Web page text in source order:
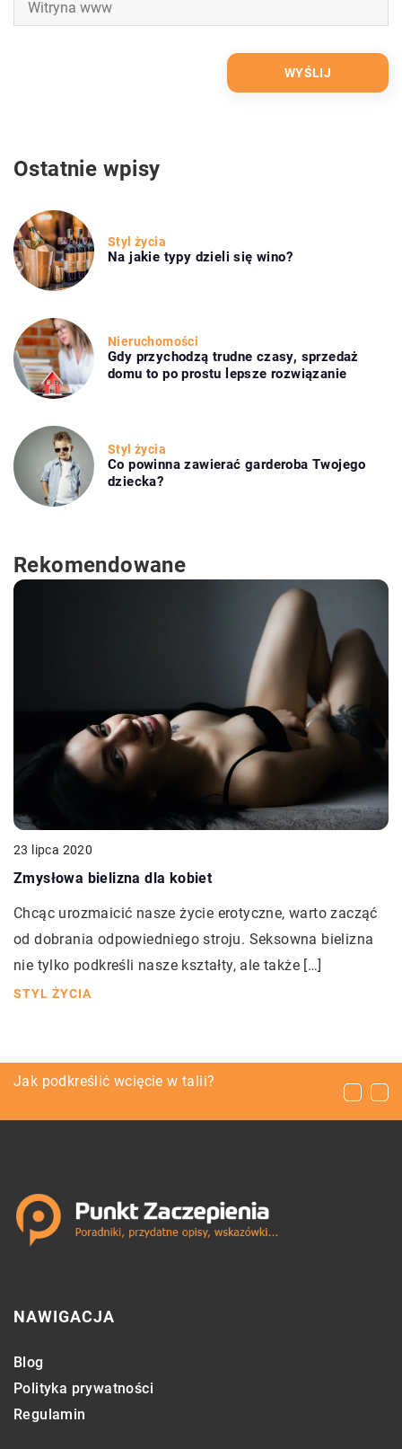
Ostatnie wpisy
Styl życia
Na jakie typy dzieli się wino?
Nieruchomości
Gdy przychodzą trudne czasy, sprzedaż
domu to po prostu lepsze rozwiązanie
Styl życia
Co powinna zawierać garderoba Twojego
dziecka?
Rekomendowane
23 lipca 2020
Zmysłowa bielizna dla kobiet
Chcąc urozmaicić nasze życie erotyczne, warto zacząć
od dobrania odpowiedniego stroju. Seksowna bielizna
nie tylko podkreśli nasze kształty, ale także […]
STYL ŻYCIA
Nauka malowania – od czego warto ją zacząć?
Jak podkreślić wcięcie w talii?
Jak próbować ratować związek przed
NAWIGACJA
Blog
Polityka prywatności
Regulamin